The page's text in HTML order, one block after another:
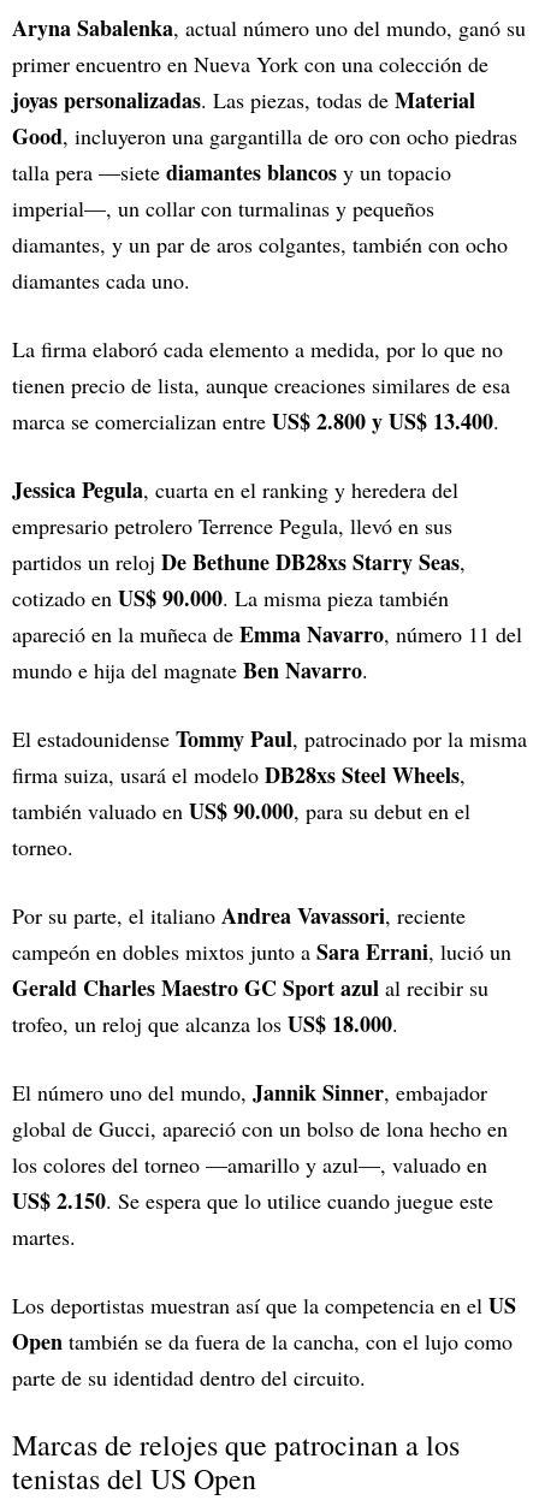
Aryna Sabalenka, actual número uno del mundo, ganó su
primer encuentro en Nueva York con una colección de
joyas personalizadas. Las piezas, todas de Material
Good, incluyeron una gargantilla de oro con ocho piedras
talla pera —siete diamantes blancos y un topacio
imperial—, un collar con turmalinas y pequeños
diamantes, y un par de aros colgantes, también con ocho
diamantes cada uno.
La firma elaboró cada elemento a medida, por lo que no
tienen precio de lista, aunque creaciones similares de esa
marca se comercializan entre US$ 2.800 y US$ 13.400.
Jessica Pegula, cuarta en el ranking y heredera del
empresario petrolero Terrence Pegula, llevó en sus
partidos un reloj De Bethune DB28xs Starry Seas,
cotizado en US$ 90.000. La misma pieza también
apareció en la muñeca de Emma Navarro, número 11 del
mundo e hija del magnate Ben Navarro.
El estadounidense Tommy Paul, patrocinado por la misma
firma suiza, usará el modelo DB28xs Steel Wheels,
también valuado en US$ 90.000, para su debut en el
torneo.
Por su parte, el italiano Andrea Vavassori, reciente
campeón en dobles mixtos junto a Sara Errani, lució un
Gerald Charles Maestro GC Sport azul al recibir su
trofeo, un reloj que alcanza los US$ 18.000.
El número uno del mundo, Jannik Sinner, embajador
global de Gucci, apareció con un bolso de lona hecho en
los colores del torneo —amarillo y azul—, valuado en
US$ 2.150. Se espera que lo utilice cuando juegue este
martes.
Los deportistas muestran así que la competencia en el US
Open también se da fuera de la cancha, con el lujo como
parte de su identidad dentro del circuito.
Marcas de relojes que patrocinan a los
tenistas del US Open